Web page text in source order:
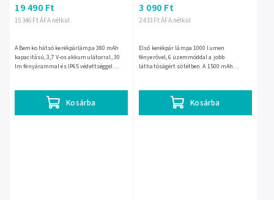
15 346 Ft ÁFA nélkül
19 490 Ft
Kosárba
A Bemko hátsó kerékpárlámpa 380 mAh
kapacitású, 3,7 V-os akkumulátorral, 30
lm fényárammal és IP65 védettséggel
2 433 Ft ÁFA nélkül
3 090 Ft
Kosárba
Első kerékpár lámpa 1000 lumen
fényerővel, 6 üzemmóddal a jobb
láthatóságért sötétben. A 1500 mAh